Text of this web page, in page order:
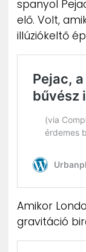
spanyol
elő. Volt,
illúziókeltő
Amikor
gravitáció